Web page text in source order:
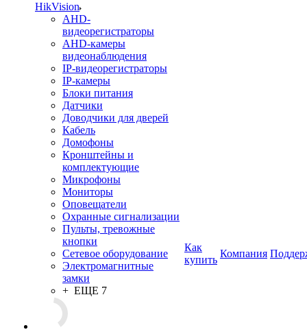
HikVision
AHD-
видеорегистраторы
AHD-камеры
видеонаблюдения
IP-видеорегистраторы
IP-камеры
Блоки питания
Датчики
Доводчики для дверей
Кабель
Домофоны
Кронштейны и
комплектующие
Микрофоны
Мониторы
Оповещатели
Охранные сигнализации
Пульты, тревожные
кнопки
Сетевое оборудование
Электромагнитные
замки
+ ЕЩЕ 7
Как
купить
Компания